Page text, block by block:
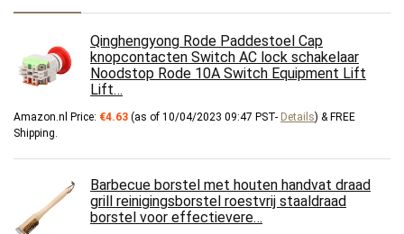
Qinghengyong Rode Paddestoel Cap
knopcontacten Switch AC lock schakelaar
Noodstop Rode 10A Switch Equipment Lift
Lift…
Amazon.nl Price: €4.63 (as of 10/04/2023 09:47 PST- Details) & FREE
Shipping.
Barbecue borstel met houten handvat draad
grill reinigingsborstel roestvrij staaldraad
borstel voor effectievere…